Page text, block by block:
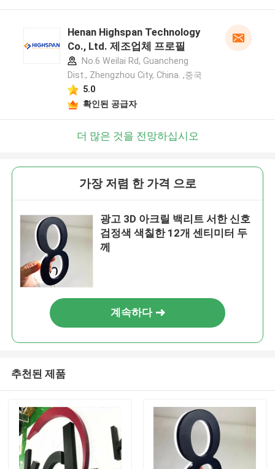
Henan Highspan Technology
Co., Ltd. 제조업체 프로필
No.6 Weilai Rd, Guancheng
Dist., Zhengzhou City, China. ,중국
5.0
확인된 공급자
더 많은 것을 전망하십시오
가장 저렴 한 가격 으로
광고 3D 아크릴 백리트 서한 신호
검정색 색칠한 12개 센티미터 두
께
계속하다
추천된 제품